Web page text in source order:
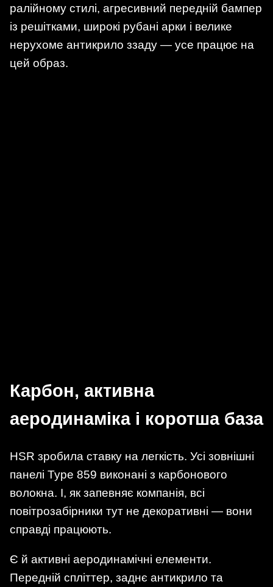
ралійному стилі, агресивний передній бампер
із решітками, широкі рубані арки і велике
нерухоме антикрило ззаду — усе працює на
цей образ.
Карбон, активна
аеродинаміка і коротша база
HSR зробила ставку на легкість. Усі зовнішні
панелі Type 859 виконані з карбонового
волокна. І, як запевняє компанія, всі
повітрозабірники тут не декоративні — вони
справді працюють.
Є й активні аеродинамічні елементи.
Передній спліттер, заднє антикрило та